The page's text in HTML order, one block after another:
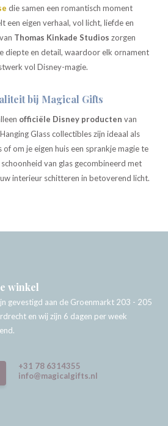
die samen een romantisch moment
een eigen verhaal, vol licht, liefde en
Thomas Kinkade Studios zorgen
diepte en detail, waardoor elk ornament
vol Disney-magie.
bij Magical Gifts
officiële Disney producten van
Glass collectibles zijn ideaal als
om je eigen huis een sprankje magie te
van glas gecombineerd met
interieur schitteren in betoverend licht.
winkel
gevestigd aan de Groenmarkt 203 - 205
en wij zijn 6 dagen per week
+31 78 6314355
info@magicalgifts.nl